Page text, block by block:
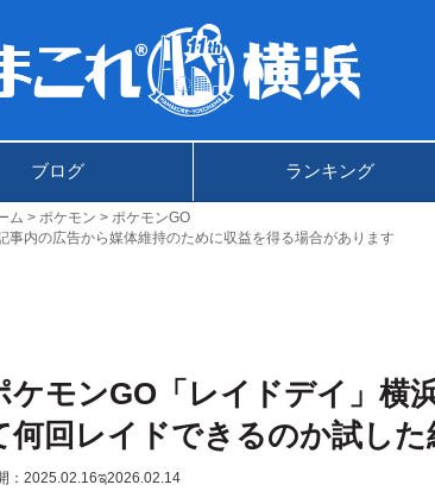
ブログ ランキング
ム ポケモン
ポケモンGO
事内の広告から媒体維持のために収益を得る場合があります
ケモンGO「レイドデイ」横
何回レイドできるのか試した
：2025.02.16ಇ2026.02.14